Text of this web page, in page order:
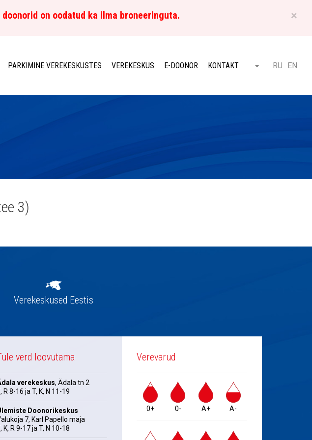
×
on oodatud ka ilma broneeringuta.
PARKIMINE VEREKESKUSTES VEREKESKUS E-DOONOR KONTAKT Otsi ET
RU EN
3)
Verekeskused Eestis
verd loovutama
verekeskus, Ädala tn 2
R 8-16 ja T, K, N 11-19
Doonorikeskus
7, Karl Papello maja
K, R 9-17 ja T, N 10-18
Verevarud
0+ 0- A+ A-